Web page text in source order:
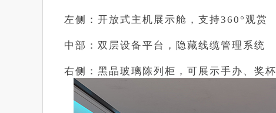
左侧：开放式主机展示舱，支持360°观赏
中部：双层设备平台，隐藏线缆管理系统
右侧：黑晶玻璃陈列柜，可展示手办、奖杯